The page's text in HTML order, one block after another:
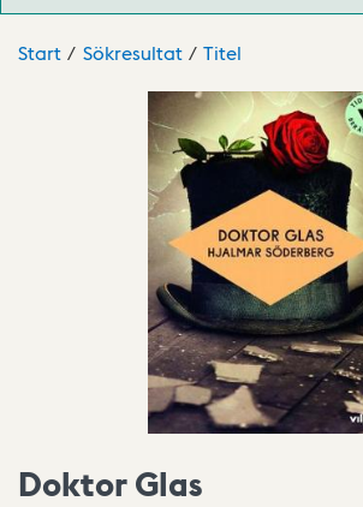
Start Sökresultat Titel
Doktor Glas